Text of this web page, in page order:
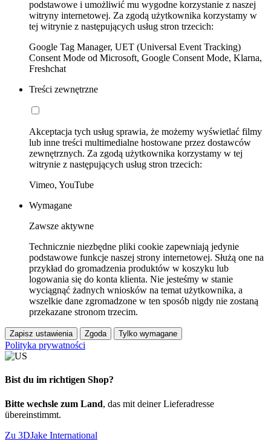
podstawowe i umożliwić mu wygodne korzystanie z naszej
witryny internetowej. Za zgodą użytkownika korzystamy w
tej witrynie z następujących usług stron trzecich:
Google Tag Manager, UET (Universal Event Tracking)
Consent Mode od Microsoft, Google Consent Mode, Klarna,
Freshchat
Treści zewnętrzne
Akceptacja tych usług sprawia, że możemy wyświetlać filmy
lub inne treści multimedialne hostowane przez dostawców
zewnętrznych. Za zgodą użytkownika korzystamy w tej
witrynie z następujących usług stron trzecich:
Vimeo, YouTube
Wymagane
Zawsze aktywne
Technicznie niezbędne pliki cookie zapewniają jedynie
podstawowe funkcje naszej strony internetowej. Służą one na
przykład do gromadzenia produktów w koszyku lub
logowania się do konta klienta. Nie jesteśmy w stanie
wyciągnąć żadnych wniosków na temat użytkownika, a
wszelkie dane zgromadzone w ten sposób nigdy nie zostaną
przekazane stronom trzecim.
Zapisz ustawienia Zgoda Tylko wymagane
Polityka prywatności
Bist du im richtigen Shop?
Bitte wechsle zum Land, das mit deiner Lieferadresse
übereinstimmt.
Zu 3DJake International